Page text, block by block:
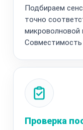
Подбираем
точно
микроволновой
Совместимость
Проверка